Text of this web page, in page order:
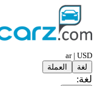
ar | USD
لغة
العملة
لغة: